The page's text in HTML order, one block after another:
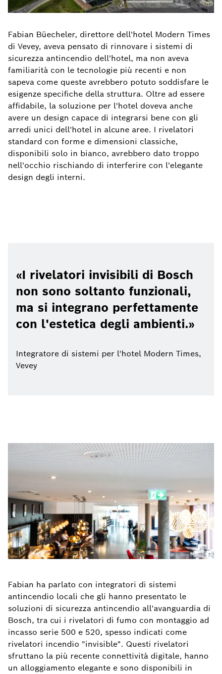
Fabian Büecheler, direttore dell'hotel Modern Times
di Vevey, aveva pensato di rinnovare i sistemi di
sicurezza antincendio dell'hotel, ma non aveva
familiarità con le tecnologie più recenti e non
sapeva come queste avrebbero potuto soddisfare le
esigenze specifiche della struttura. Oltre ad essere
affidabile, la soluzione per l'hotel doveva anche
avere un design capace di integrarsi bene con gli
arredi unici dell'hotel in alcune aree. I rivelatori
standard con forme e dimensioni classiche,
disponibili solo in bianco, avrebbero dato troppo
nell'occhio rischiando di interferire con l'elegante
design degli interni.
I rivelatori invisibili di Bosch
non sono soltanto funzionali,
ma si integrano perfettamente
con l'estetica degli ambienti.
Integratore di sistemi per l'hotel Modern Times,
Vevey
Fabian ha parlato con integratori di sistemi
antincendio locali che gli hanno presentato le
soluzioni di sicurezza antincendio all'avanguardia di
Bosch, tra cui i rivelatori di fumo con montaggio ad
incasso serie 500 e 520, spesso indicati come
rivelatori incendio "invisible". Questi rivelatori
sfruttano la più recente connettività digitale, hanno
un alloggiamento elegante e sono disponibili in